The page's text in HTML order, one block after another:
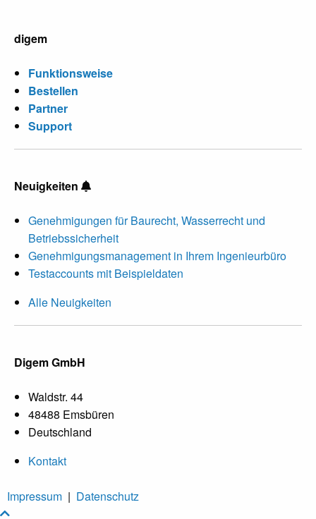
digem
Funktionsweise
Bestellen
Partner
Support
Neuigkeiten
Genehmigungen für Baurecht, Wasserrecht und
Betriebssicherheit
Genehmigungsmanagement in Ihrem Ingenieurbüro
Testaccounts mit Beispieldaten
Alle Neuigkeiten
Digem GmbH
Waldstr. 44
48488 Emsbüren
Deutschland
Kontakt
Impressum | Datenschutz